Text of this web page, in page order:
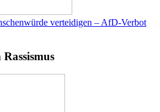
verteidigen – AfD-Verbot
Rassismus